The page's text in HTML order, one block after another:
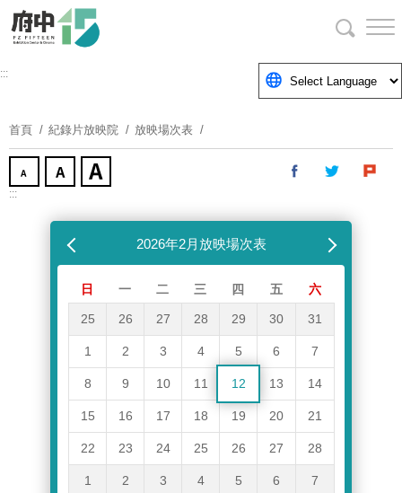
要
塊
:::
首頁 紀錄片放映院 放映場次表
:::
2026年2月放映場次表下個月
日 一 二 三 四 五 六
25 26 27 28 29 30 31
1 2 3 4 5 6 7
8 9 10 11 12 13 14
15 16 17 18 19 20 21
22 23 24 25 26 27 28
1 2 3 4 5 6 7